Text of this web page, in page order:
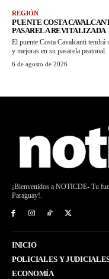
REGIÓN
PUENTE COSTA
PASARELA REVITALIZADA
El puente Costa Cavalcanti
y mejoras en su pasarela peatonal.
6 de agosto de 2026
¡Bienvenidos a NOTICDE- Tu
Paraguay!.
INICIO
POLICIALES Y
ECONOMÍA